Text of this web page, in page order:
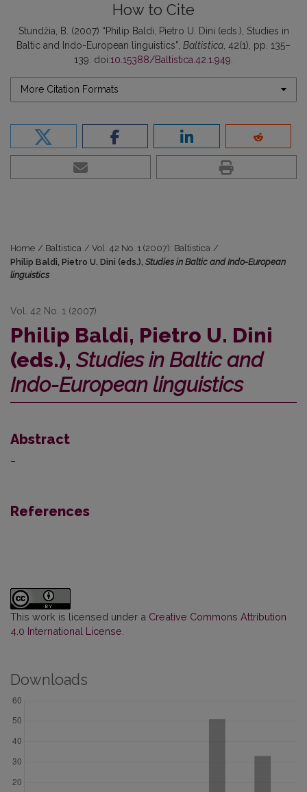
How to Cite
Stundžia, B. (2007) “Philip Baldi, Pietro U. Dini (eds.), Studies in
Baltic and Indo-European linguistics”, Baltistica , 42(1), pp. 135–
139. doi:10.15388/Baltistica.42.1.949
More Citation Formats
Home / Baltistica / Vol. 42 No. 1 (2007): Baltistica /
Philip Baldi, Pietro U. Dini (eds.), Studies in Baltic and Indo-European
linguistics
Vol. 42 No. 1 (2007)
Philip Baldi, Pietro U. Dini
(eds.),Studies in Baltic and
Indo-European linguistics
Abstract
–
References
This work is licensed under a Creative Commons Attribution
4.0 International License
Downloads